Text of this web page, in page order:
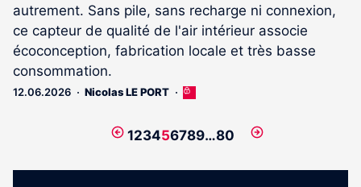
autrement. Sans pile, sans recharge ni connexion,
ce capteur de qualité de l'air intérieur associe
écoconception, fabrication locale et très basse
consommation.
12.06.2026 Nicolas LE PORT
Cet
réservé
abonnés
Page
123456789…80
Page